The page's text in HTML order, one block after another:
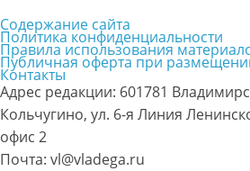
Содержание сайта
Политика конфиденциальности
Правила использования
Публичная оферта при
Контакты
Адрес редакции: 601781
Кольчугино, ул. 6-я Линия
офис 2
Почта: vl@vladega.ru